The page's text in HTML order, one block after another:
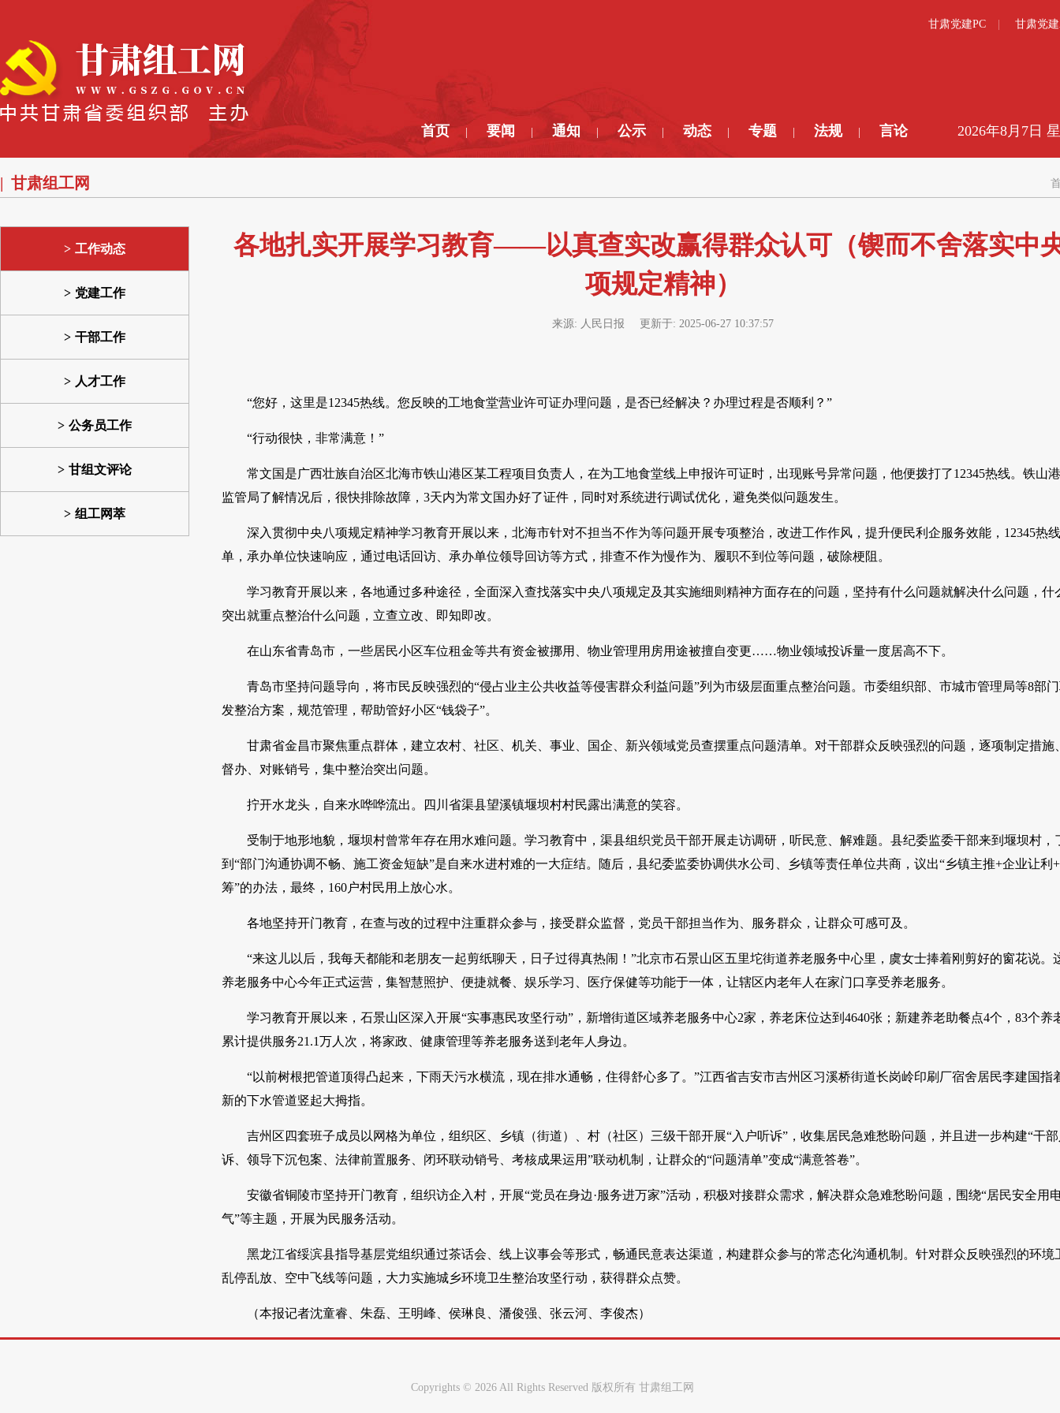
甘肃党建PC 甘肃党
首页 要闻 通知 公示 动态 专题 法规 言论 2026年8月7日
甘肃组工网
工作动态
党建工作
干部工作
人才工作
公务员工作
甘组文评论
组工网萃
各地扎实开展学习教育——以真查实改赢得群众认可（锲而不舍落实中
项规定精神）
来源: 人民日报 更新于: 2025-06-27 10:37:57
“您好，这里是12345热线。您反映的工地食堂营业许可证办理问题，是否已经解决？办理过程是否顺利？”
“行动很快，非常满意！”
常文国是广西壮族自治区北海市铁山港区某工程项目负责人，在为工地食堂线上申报许可证时，出现账号异常问题，他便拨打了12345热线。铁山
监管局了解情况后，很快排除故障，3天内为常文国办好了证件，同时对系统进行调试优化，避免类似问题发生。
深入贯彻中央八项规定精神学习教育开展以来，北海市针对不担当不作为等问题开展专项整治，改进工作作风，提升便民利企服务效能，12345热
单，承办单位快速响应，通过电话回访、承办单位领导回访等方式，排查不作为慢作为、履职不到位等问题，破除梗阻。
学习教育开展以来，各地通过多种途径，全面深入查找落实中央八项规定及其实施细则精神方面存在的问题，坚持有什么问题就解决什么问题，什
突出就重点整治什么问题，立查立改、即知即改。
在山东省青岛市，一些居民小区车位租金等共有资金被挪用、物业管理用房用途被擅自变更……物业领域投诉量一度居高不下。
青岛市坚持问题导向，将市民反映强烈的“侵占业主公共收益等侵害群众利益问题”列为市级层面重点整治问题。市委组织部、市城市管理局等8部
发整治方案，规范管理，帮助管好小区“钱袋子”。
甘肃省金昌市聚焦重点群体，建立农村、社区、机关、事业、国企、新兴领域党员查摆重点问题清单。对干部群众反映强烈的问题，逐项制定措施
督办、对账销号，集中整治突出问题。
拧开水龙头，自来水哗哗流出。四川省渠县望溪镇堰坝村村民露出满意的笑容。
受制于地形地貌，堰坝村曾常年存在用水难问题。学习教育中，渠县组织党员干部开展走访调研，听民意、解难题。县纪委监委干部来到堰坝村，
到“部门沟通协调不畅、施工资金短缺”是自来水进村难的一大症结。随后，县纪委监委协调供水公司、乡镇等责任单位共商，议出“乡镇主推+企业让利
筹”的办法，最终，160户村民用上放心水。
各地坚持开门教育，在查与改的过程中注重群众参与，接受群众监督，党员干部担当作为、服务群众，让群众可感可及。
“来这儿以后，我每天都能和老朋友一起剪纸聊天，日子过得真热闹！”北京市石景山区五里坨街道养老服务中心里，虞女士捧着刚剪好的窗花说。
养老服务中心今年正式运营，集智慧照护、便捷就餐、娱乐学习、医疗保健等功能于一体，让辖区内老年人在家门口享受养老服务。
学习教育开展以来，石景山区深入开展“实事惠民攻坚行动”，新增街道区域养老服务中心2家，养老床位达到4640张；新建养老助餐点4个，83个养
累计提供服务21.1万人次，将家政、健康管理等养老服务送到老年人身边。
“以前树根把管道顶得凸起来，下雨天污水横流，现在排水通畅，住得舒心多了。”江西省吉安市吉州区习溪桥街道长岗岭印刷厂宿舍居民李建国指
新的下水管道竖起大拇指。
吉州区四套班子成员以网格为单位，组织区、乡镇（街道）、村（社区）三级干部开展“入户听诉”，收集居民急难愁盼问题，并且进一步构建“干
诉、领导下沉包案、法律前置服务、闭环联动销号、考核成果运用”联动机制，让群众的“问题清单”变成“满意答卷”。
安徽省铜陵市坚持开门教育，组织访企入村，开展“党员在身边·服务进万家”活动，积极对接群众需求，解决群众急难愁盼问题，围绕“居民安全用
气”等主题，开展为民服务活动。
黑龙江省绥滨县指导基层党组织通过茶话会、线上议事会等形式，畅通民意表达渠道，构建群众参与的常态化沟通机制。针对群众反映强烈的环境
乱停乱放、空中飞线等问题，大力实施城乡环境卫生整治攻坚行动，获得群众点赞。
（本报记者沈童睿、朱磊、王明峰、侯琳良、潘俊强、张云河、李俊杰）
Copyrights © 2026 All Rights Reserved 版权所有 甘肃组工网